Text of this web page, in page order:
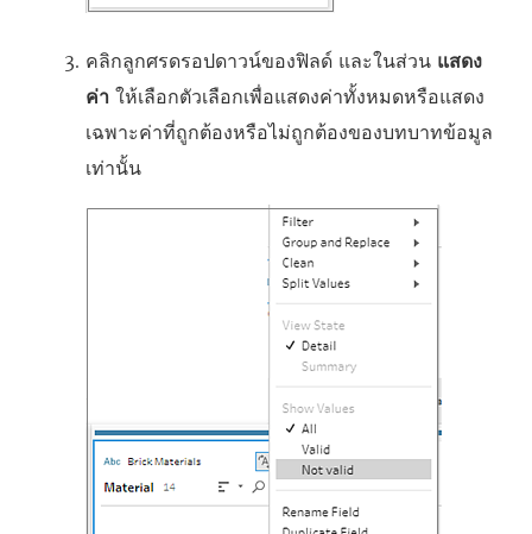
คลิกลูกศรดรอปดาวน์ของฟิลด์ และในส่วน แสดง
ค่า ให้เลือกตัวเลือกเพื่อแสดงค่าทั้งหมดหรือแสดง
เฉพาะค่าที่ถูกต้องหรือไม่ถูกต้องของบทบาทข้อมูล
เท่านั้น